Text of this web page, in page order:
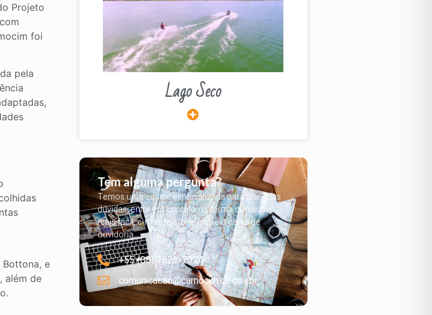
Projeto
foi
pela
Bottona, e
além de
Lago Seco
Tem alguma pergunta?
Temos uma equipe especializada para tirar suas
dúvidas, entre em contato da forma que achar
mais fácil, e-mail, telefone ou pelo canal de
ouvidoria.
+55 (88) 3621-7074
comunicacao@camocim.ce.gov.br